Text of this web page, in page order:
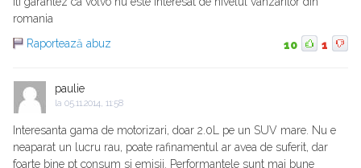
romania
Raportează abuz
10 1
paulie
la 05.11.2014, 11:58
Interesanta gama de motorizari, doar 2.0L pe un SUV mare. Nu e
neaparat un lucru rau, poate rafinamentul ar avea de suferit, dar
foarte bine pt consum si emisii. Performantele sunt mai bune